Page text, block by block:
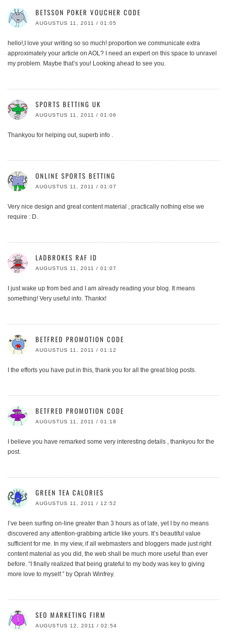
BETSSON POKER VOUCHER CODE
AUGUSTUS 11, 2011 / 01:05
hello!,I love your writing so so much! proportion we communicate extra
approximately your article on AOL? I need an expert on this space to unravel
my problem. Maybe that’s you! Looking ahead to see you.
SPORTS BETTING UK
AUGUSTUS 11, 2011 / 01:06
Thankyou for helping out, superb info .
ONLINE SPORTS BETTING
AUGUSTUS 11, 2011 / 01:07
Very nice design and great content material , practically nothing else we
require : D.
LADBROKES RAF ID
AUGUSTUS 11, 2011 / 01:07
I just wake up from bed and I am already reading your blog. It means
something! Very useful info. Thankx!
BETFRED PROMOTION CODE
AUGUSTUS 11, 2011 / 01:12
I the efforts you have put in this, thank you for all the great blog posts.
BETFRED PROMOTION CODE
AUGUSTUS 11, 2011 / 01:18
I believe you have remarked some very interesting details , thankyou for the
post.
GREEN TEA CALORIES
AUGUSTUS 11, 2011 / 12:52
I’ve been surfing on-line greater than 3 hours as of late, yet I by no means
discovered any attention-grabbing article like yours. It’s beautiful value
sufficient for me. In my view, if all webmasters and bloggers made just right
content material as you did, the web shall be much more useful than ever
before. “I finally realized that being grateful to my body was key to giving
more love to myself.” by Oprah Winfrey.
SEO MARKETING FIRM
AUGUSTUS 12, 2011 / 02:54